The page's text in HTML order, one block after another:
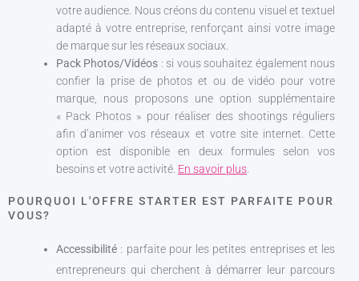
votre audience. Nous créons du contenu visuel et textuel
adapté à votre entreprise, renforçant ainsi votre image
de marque sur les réseaux sociaux.
Pack Photos/Vidéos : si vous souhaitez également nous
confier la prise de photos et ou de vidéo pour votre
marque, nous proposons une option supplémentaire
« Pack Photos » pour réaliser des shootings réguliers
afin d’animer vos réseaux et votre site internet. Cette
option est disponible en deux formules selon vos
besoins et votre activité. En savoir plus
POURQUOI L'OFFRE STARTER EST PARFAITE POUR
VOUS?
Accessibilité : parfaite pour les petites entreprises et les
entrepreneurs qui cherchent à démarrer leur parcours